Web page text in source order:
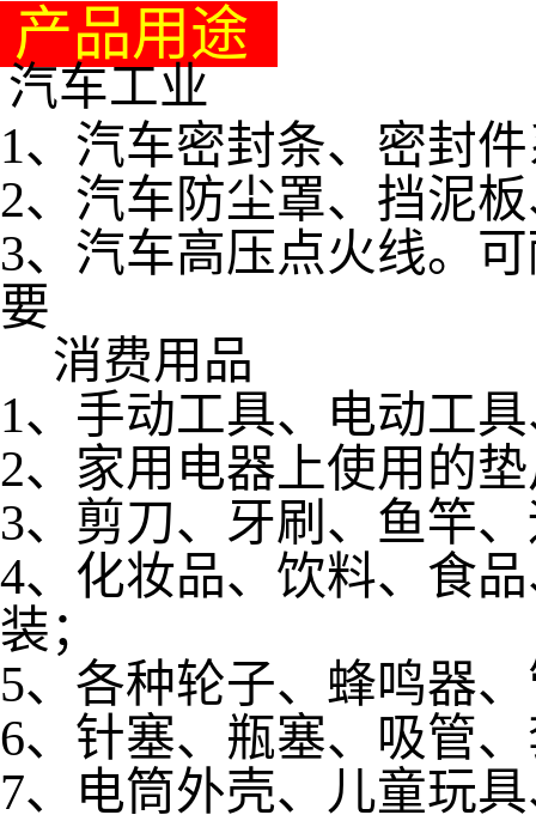
产品用途
汽车工业
1、汽车密封条、密封
2、汽车防尘罩、挡泥
3、汽车高压点火线。
要
消费用品
1、手动工具、电动工
2、家用电器上使用的
3、剪刀、牙刷、鱼竿
4、化妆品、饮料、食
装；
5、各种轮子、蜂鸣器
6、针塞、瓶塞、吸管
7、电筒外壳、儿童玩